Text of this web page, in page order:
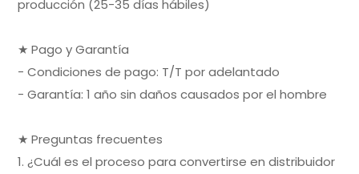
producción (25-35 días hábiles)
★ Pago y Garantía
- Condiciones de pago: T/T por adelantado
- Garantía: 1 año sin daños causados por el hombre
★ Preguntas frecuentes
1. ¿Cuál es el proceso para convertirse en distribuidor